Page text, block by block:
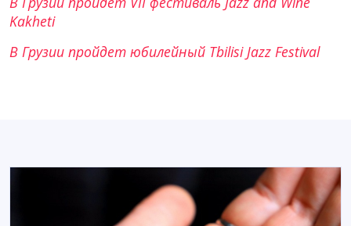
Kakheti
В Грузии пройдет юбилейный Tbilisi Jazz Festival